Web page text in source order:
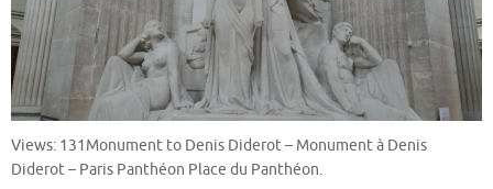
Views: 131Monument to Denis Diderot – Monument à Denis
Diderot – Paris Panthéon Place du Panthéon.